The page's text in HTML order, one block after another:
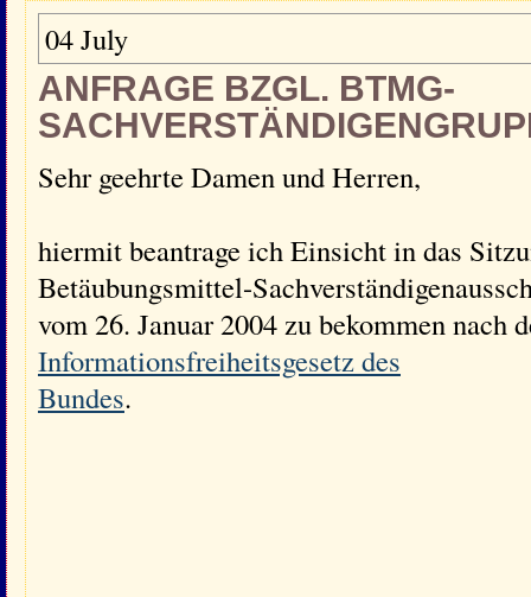
04 July
ANFRAGE BZGL. BTMG-
Sehr geehrte Damen und Herren,
hiermit beantrage ich Einsicht in das
Betäubungsmittel-
vom 26. Januar 2004 zu bekommen nach
Informationsfreiheitsgesetz des
Bundes.